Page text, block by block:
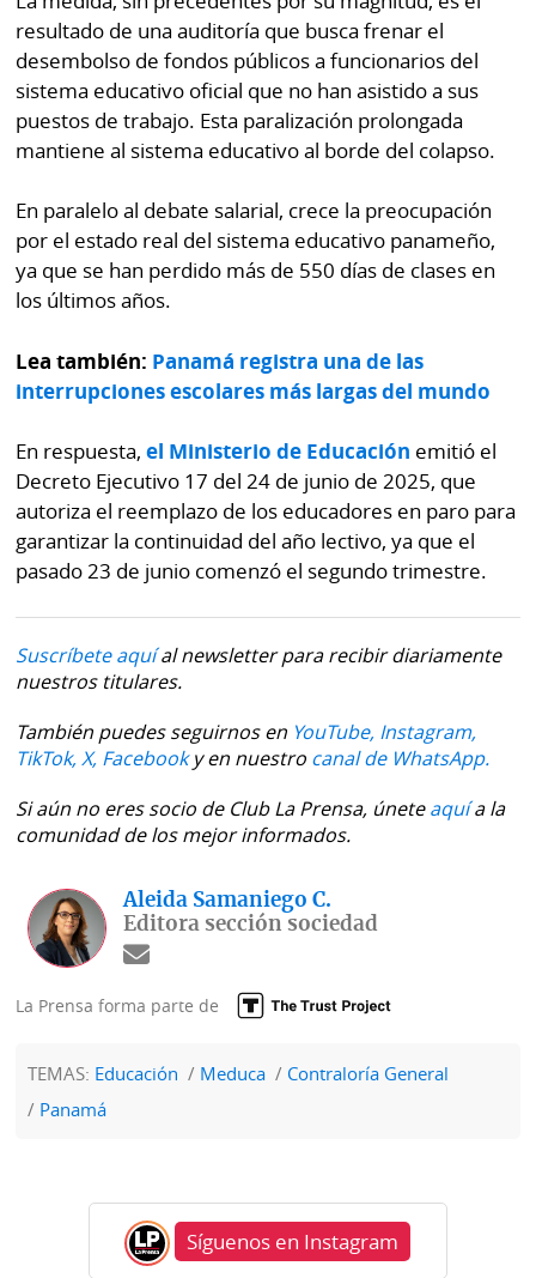
resultado de una auditoría que busca frenar el
desembolso de fondos públicos a funcionarios del
sistema educativo oficial que no han asistido a sus
puestos de trabajo. Esta paralización prolongada
mantiene al sistema educativo al borde del colapso.
En paralelo al debate salarial, crece la preocupación
por el estado real del sistema educativo panameño,
ya que se han perdido más de 550 días de clases en
los últimos años.
Lea también: Panamá registra una de las
interrupciones escolares más largas del mundo
En respuesta,el Ministerio de Educación emitió el
Decreto Ejecutivo 17 del 24 de junio de 2025, que
autoriza el reemplazo de los educadores en paro para
garantizar la continuidad del año lectivo, ya que el
pasado 23 de junio comenzó el segundo trimestre.
Suscríbete aquíal newsletter para recibir diariamente
nuestros titulares.
También puedes seguirnos en YouTube, Instagram,
TikTok, X, Facebooky en nuestro canal de WhatsApp.
Si aún no eres socio de Club La Prensa, úneteaquía la
comunidad de los mejor informados.
Aleida Samaniego C.
Editora sección sociedad
La Prensa forma parte de
TEMAS: Educación Meduca
Contraloría General
Panamá
Síguenos en Instagram